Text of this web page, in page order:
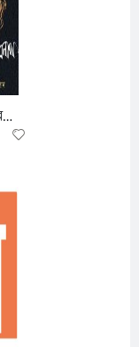
স্মৃতিতে রবিন্দ্রনাথ